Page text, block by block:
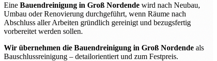
Eine Bauendreinigung in Groß Nordende wird nach Neubau,
Umbau oder Renovierung durchgeführt, wenn Räume nach
Abschluss aller Arbeiten gründlich gereinigt und bezugsfertig
vorbereitet werden sollen.
Wir übernehmen die Bauendreinigung in Groß Nordende als
Bauschlussreinigung – detailorientiert und zum Festpreis.